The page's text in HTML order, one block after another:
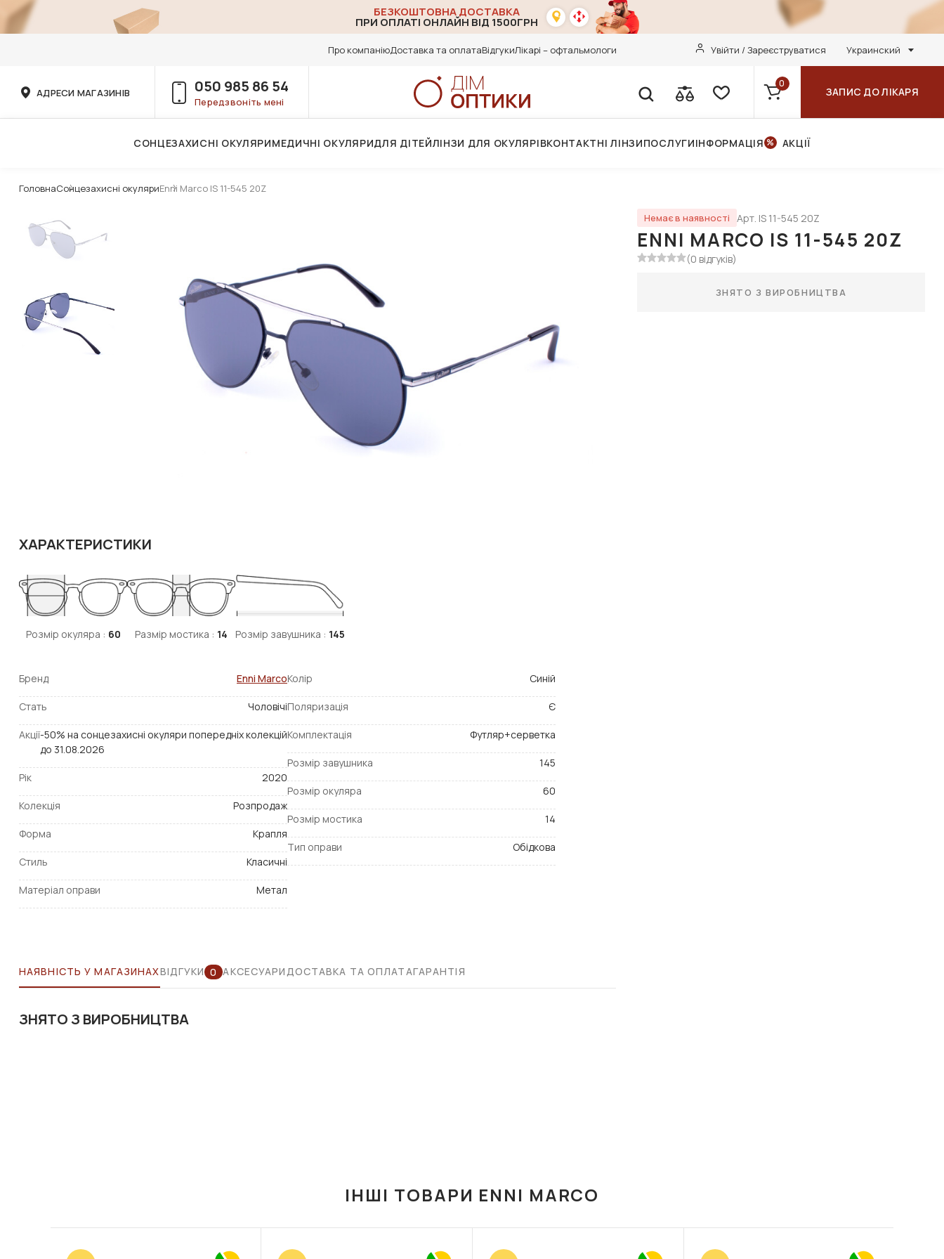
БЕЗКОШТОВНА ДОСТАВКА
ПРИ ОПЛАТІ ОНЛАЙН ВІД 1500ГРН
Про компаніюДоставка та оплатаВідгукиЛікарі – офтальмологи Увійти / Зареєструватися Украинский
АДРЕСИ МАГАЗИНІВ 050 985 86 54
Передзвоніть мені
0
ЗАПИС ДО ЛІКАРЯ
СОНЦЕЗАХИСНІ ОКУЛЯРИМЕДИЧНІ ОКУЛЯРИДЛЯ ДІТЕЙЛІНЗИ ДЛЯ ОКУЛЯРІВКОНТАКТНІ ЛІНЗИПОСЛУГИІНФОРМАЦІЯ АКЦІЇ
ГоловнаСонцезахисні окуляриEnni Marco IS 11-545 20Z
Немає в наявності Арт. IS 11-545 20Z
ENNI MARCO IS 11-545 20Z
(0 відгуків)
ЗНЯТО З ВИРОБНИЦТВА
ХАРАКТЕРИСТИКИ
Розмір окуляра : 60 Размір мостика : 14 Розмір завушника : 145
Бренд Enni Marco
Стать Чоловічі
Акції-50% на сонцезахисні окуляри попередніх колекцій
до 31.08.2026
Рік 2020
Колекція Розпродаж
Форма Крапля
Стиль Класичні
Матеріал оправи Метал
Колір Синій
Поляризація Є
Комплектація Футляр+серветка
Розмір завушника 145
Розмір окуляра 60
Розмір мостика 14
Тип оправи Обідкова
НАЯВНІСТЬ У МАГАЗИНАХВІДГУКИ 0 АКСЕСУАРИДОСТАВКА ТА ОПЛАТАГАРАНТІЯ
ЗНЯТО З ВИРОБНИЦТВА
ІНШІ ТОВАРИ ENNI MARCO